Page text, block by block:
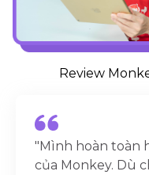
"Mình hoàn toàn
của Monkey. Dù
Review